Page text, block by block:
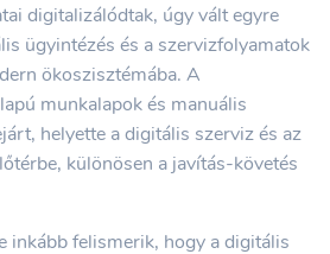
digitalizálódtak, úgy vált egyre
ügyintézés és a szervizfolyamatok
ökoszisztémába. A
munkalapok és manuális
helyette a digitális szerviz és az
különösen a javítás-követés
inkább felismerik, hogy a digitális